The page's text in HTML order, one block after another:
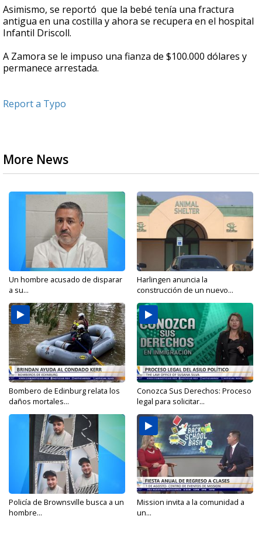
Asimismo, se reportó que la bebé tenía una fractura
antigua en una costilla y ahora se recupera en el hospital
Infantil Driscoll.
A Zamora se le impuso una fianza de $100.000 dólares y
permanece arrestada.
Report a Typo
More News
Un hombre acusado de disparar
a su...
Harlingen anuncia la
construcción de un nuevo...
Bombero de Edinburg relata los
daños mortales...
Conozca Sus Derechos: Proceso
legal para solicitar...
Policía de Brownsville busca a un
hombre...
Mission invita a la comunidad a
un...